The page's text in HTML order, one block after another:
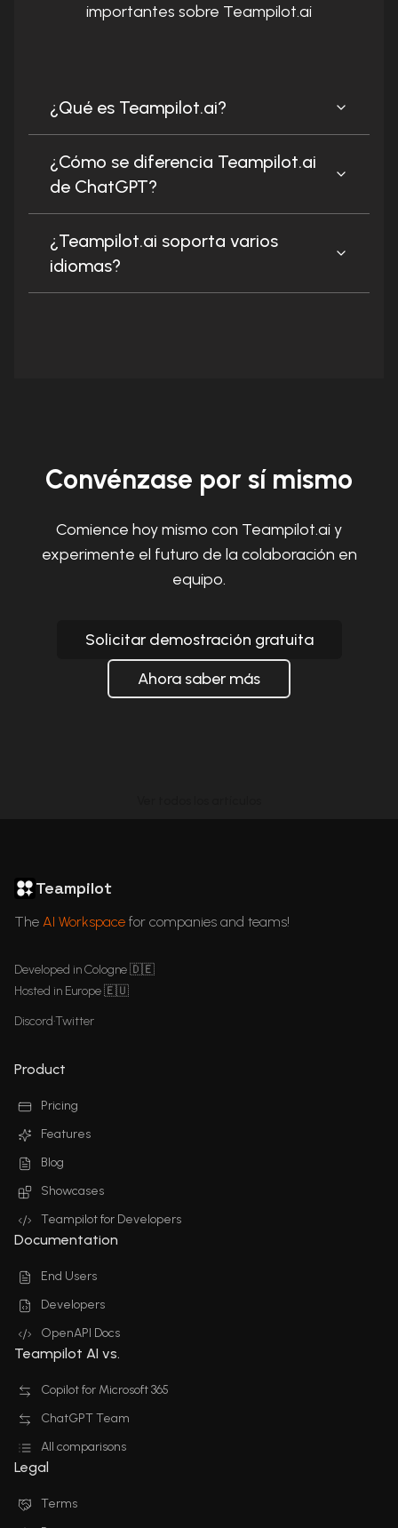
importantes sobre Teampilot.ai
¿Qué es Teampilot.ai?
¿Cómo se diferencia Teampilot.ai
de ChatGPT?
¿Teampilot.ai soporta varios
idiomas?
Convénzase por sí mismo
Comience hoy mismo con Teampilot.ai y
experimente el futuro de la colaboración en
equipo.
Solicitar demostración gratuita
Ahora saber más
Teampilot
The AI Workspace for companies and teams!
Developed in Cologne 🇩🇪
Hosted in Europe 🇪🇺
Discord•Twitter
Product
Pricing
Features
Blog
Showcases
Teampilot for Developers
Documentation
End Users
Developers
OpenAPI Docs
Teampilot AI vs.
Copilot for Microsoft 365
ChatGPT Team
All comparisons
Legal
Terms
ChatGPT in Languages
GDPR Compliant ChatGPT
ChatGPT for business
Articles